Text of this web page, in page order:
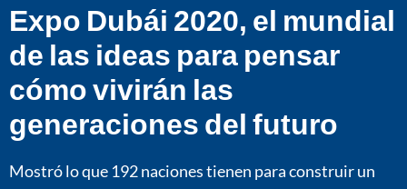
Expo Dubái 2020, el mundial
de las ideas para pensar
cómo vivirán las
generaciones del futuro
Mostró lo que 192 naciones tienen para construir un